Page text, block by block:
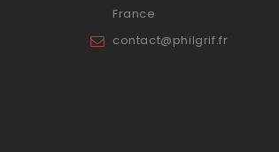
France
contact@philgrif.fr